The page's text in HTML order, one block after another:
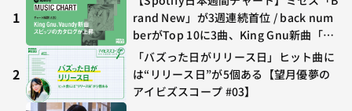
1
rand New」が3週連続首位 / back num
berがTop 10に3曲、King Gnu新曲「G
O GHOST」が初登場〜集計期間：2026
年7/24〜7/30
2
「バズった日がリリース日」ヒット曲に
は“リリース日”が5個ある【望月優夢の
アイビズスコープ #03】